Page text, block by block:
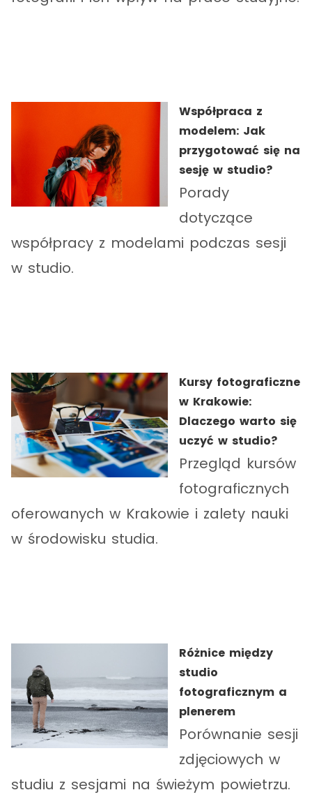
Współpraca z
modelem: Jak
przygotować się na
sesję w studio?
Porady
dotyczące
współpracy z modelami podczas sesji
w studio.
Kursy fotograficzne
w Krakowie:
Dlaczego warto się
uczyć w studio?
Przegląd kursów
fotograficznych
oferowanych w Krakowie i zalety nauki
w środowisku studia.
Różnice między
studio
fotograficznym a
plenerem
Porównanie sesji
zdjęciowych w
studiu z sesjami na świeżym powietrzu.